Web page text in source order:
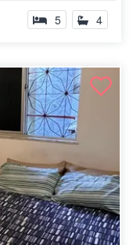
5 4